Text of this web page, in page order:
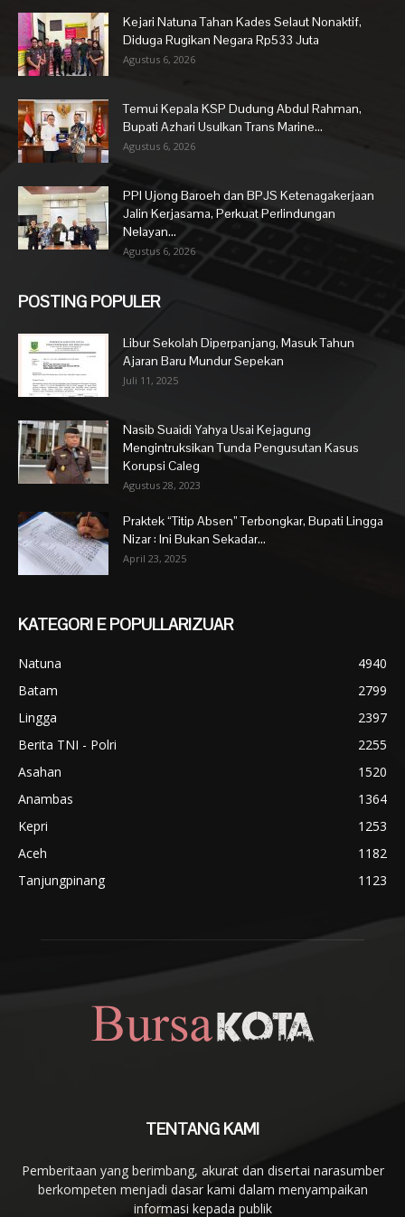
Kejari Natuna Tahan Kades Selaut Nonaktif,
Diduga Rugikan Negara Rp533 Juta
Agustus 6, 2026
Temui Kepala KSP Dudung Abdul Rahman,
Bupati Azhari Usulkan Trans Marine...
Agustus 6, 2026
PPI Ujong Baroeh dan BPJS Ketenagakerjaan
Jalin Kerjasama, Perkuat Perlindungan
Nelayan...
Agustus 6, 2026
POSTING POPULER
Libur Sekolah Diperpanjang, Masuk Tahun
Ajaran Baru Mundur Sepekan
Juli 11, 2025
Nasib Suaidi Yahya Usai Kejagung
Mengintruksikan Tunda Pengusutan Kasus
Korupsi Caleg
Agustus 28, 2023
Praktek “Titip Absen” Terbongkar, Bupati Lingga
Nizar : Ini Bukan Sekadar...
April 23, 2025
KATEGORI E POPULLARIZUAR
Natuna
4940
Batam
2799
Lingga
2397
Berita TNI - Polri
2255
Asahan
1520
Anambas
1364
Kepri
1253
Aceh
1182
Tanjungpinang
1123
TENTANG KAMI
Pemberitaan yang berimbang, akurat dan disertai narasumber
berkompeten menjadi dasar kami dalam menyampaikan
informasi kepada publik